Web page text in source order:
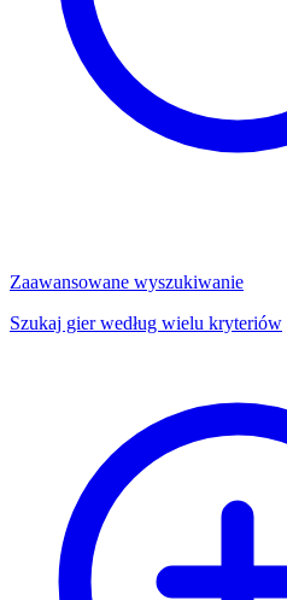
Zaawansowane wyszukiwanie
Szukaj gier według wielu kryteriów